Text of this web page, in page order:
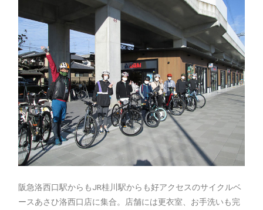
阪急洛西口駅からもJR桂川駅からも好アクセスのサイクルベ
ースあさひ洛西口店に集合。店舗には更衣室、お手洗いも完